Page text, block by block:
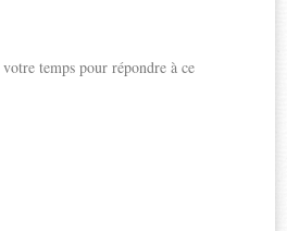
temps pour répondre à ce